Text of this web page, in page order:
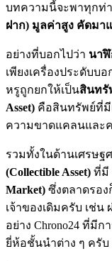
บทความนี้จะพาทุกท่
ฝาก) มูลค่าสูง คัดมา
อย่างที่บอกไปว่า นา
เพียงเครื่องประดับบ
หรูถูกยกให้เป็นสินทรั
Asset) คือสินทรัพย์ที่มี
ความขาดแคลนและ
รวมทั้งในด้านเศรษฐ
(Collectible Asset) ที่มี
Market) ซึ่งตลาดรอ
เจ้าของเดิมครับ เช่
อย่าง Chrono24 ที่มี
ยี่ห้อชั้นนำต่าง ๆ ครับ